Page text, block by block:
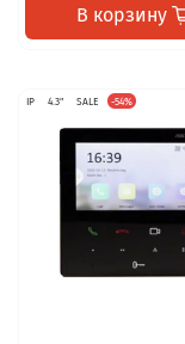
В корзину
IP 4.3" SALE -54%